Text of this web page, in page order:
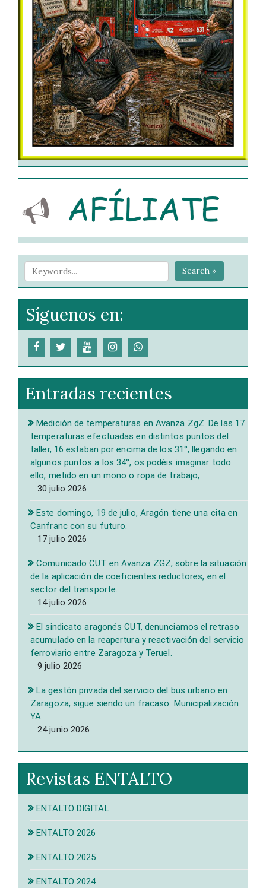
Search »
Síguenos en:
Entradas recientes
Medición de temperaturas en Avanza ZgZ. De las 17
temperaturas efectuadas en distintos puntos del
taller, 16 estaban por encima de los 31°, llegando en
algunos puntos a los 34°, os podéis imaginar todo
ello, metido en un mono o ropa de trabajo,
30 julio 2026
Este domingo, 19 de julio, Aragón tiene una cita en
Canfranc con su futuro.
17 julio 2026
Comunicado CUT en Avanza ZGZ, sobre la situación
de la aplicación de coeficientes reductores, en el
sector del transporte.
14 julio 2026
El sindicato aragonés CUT, denunciamos el retraso
acumulado en la reapertura y reactivación del servicio
ferroviario entre Zaragoza y Teruel.
9 julio 2026
La gestón privada del servicio del bus urbano en
Zaragoza, sigue siendo un fracaso. Municipalización
YA.
24 junio 2026
Revistas ENTALTO
ENTALTO DIGITAL
ENTALTO 2026
ENTALTO 2025
ENTALTO 2024